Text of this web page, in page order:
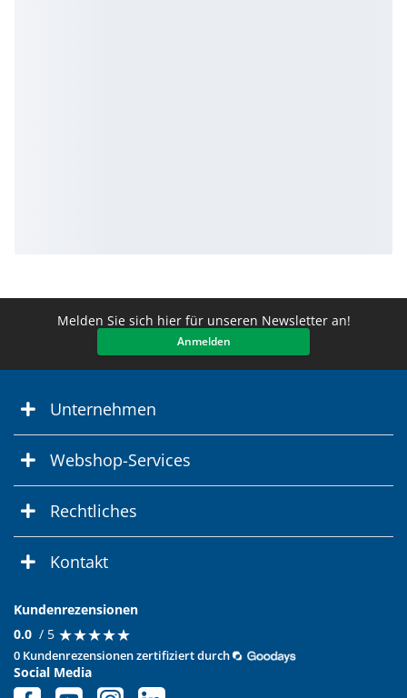
Melden Sie sich hier für unseren Newsletter an!
Anmelden
Unternehmen
Webshop-Services
Rechtliches
Kontakt
Kundenrezensionen
0.0 / 5 ★★★★★
★★★★★
0 Kundenrezensionen zertifiziert durch
Social Media